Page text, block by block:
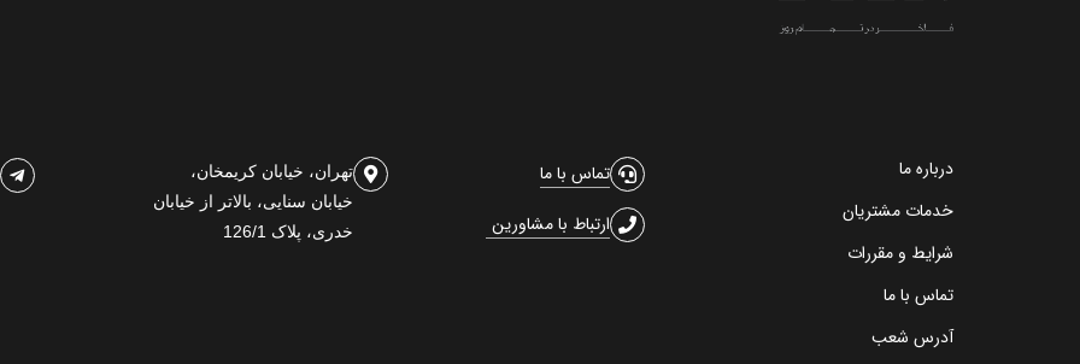
درباره ما
خدمات مشتریان
شرایط و مقررات
تماس با ما
آدرس شعب
تماس با ما
ارتباط با مشاورین
تهران، خیابان کریمخان،
خیابان سنایی، بالاتر از خیابان
خدری، پلاک 126/1